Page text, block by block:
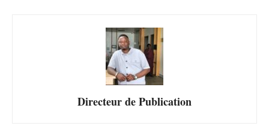
Directeur de Publication